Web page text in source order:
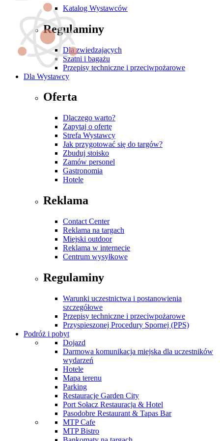
Katalog Wystawców
Regulaminy
Dla zwiedzających
Szatni i bagażu
Przepisy techniczne i przeciwpożarowe
Dla Wystawcy
Oferta
Dlaczego warto?
Zapytaj o ofertę
Strefa Wystawcy
Jak przygotować się do targów?
Zbuduj stoisko
Zamów personel
Gastronomia
Hotele
Reklama
Contact Center
Reklama na targach
Miejski outdoor
Reklama w internecie
Centrum wysyłkowe
Regulaminy
Warunki uczestnictwa i postanowienia
szczegółowe
Przepisy techniczne i przeciwpożarowe
Przyspieszonej Procedury Spornej (PPS)
Podróż i pobyt
Dojazd
Darmowa komunikacja miejska dla uczestników
wydarzeń
Hotele
Mapa terenu
Parking
Restauracje Garden City
Port Sołacz Restauracja & Hotel
Pasodobre Restaurant & Tapas Bar
MTP Cafe
MTP Bistro